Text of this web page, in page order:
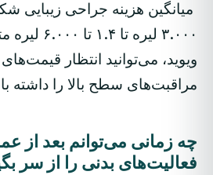
۳.۰۰۰ لیره
ویوید، می‌توانید انتظار
مراقبت‌های سطح بالا را داشته
چه زمانی می‌توانم بعد از
فعالیت‌های بدنی را از سر